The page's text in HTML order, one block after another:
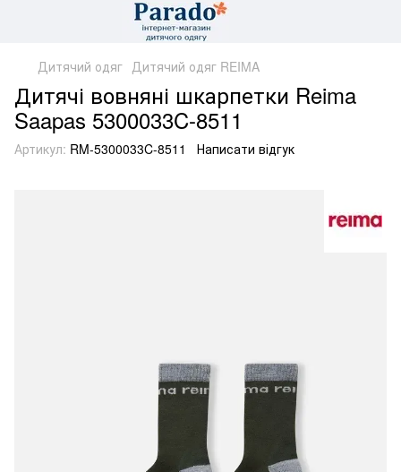
Дитячий одяг Дитячий одяг REIMA
Дитячі вовняні шкарпетки Reima
Saapas 5300033C-8511
Артикул: RM-5300033C-8511 Написати відгук